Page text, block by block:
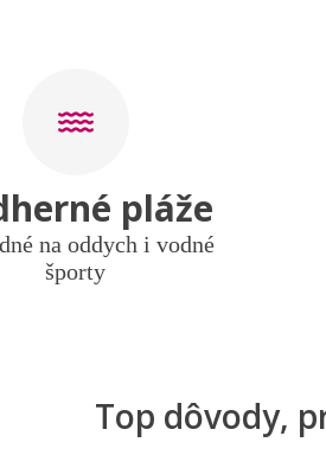
pláže
na oddych i vodné
športy
Top dôvody,